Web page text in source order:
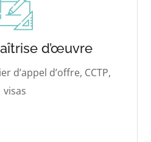
d’œuvre
d’appel d’offre, CCTP,
visas